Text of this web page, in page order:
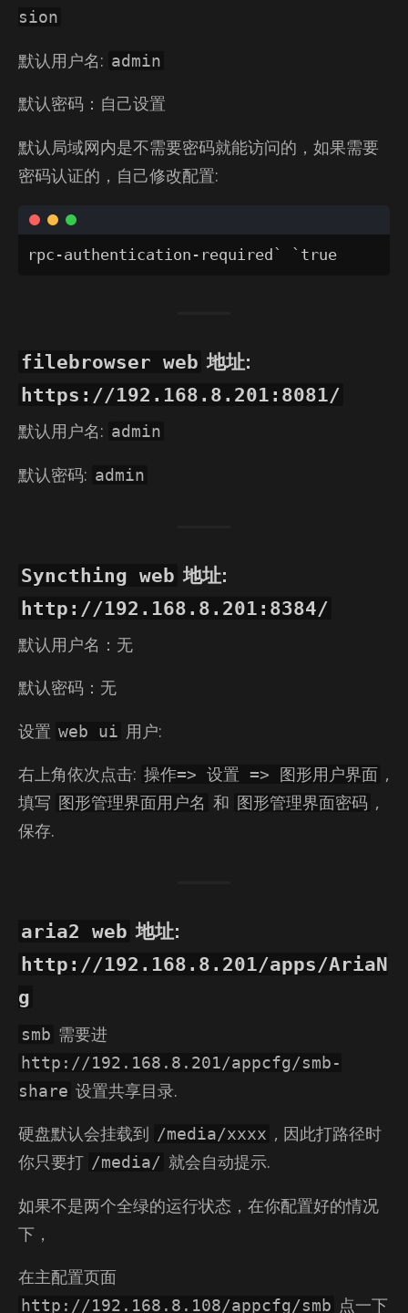
sion
默认用户名: admin
默认密码：自己设置
默认局域网内是不需要密码就能访问的，如果需要
密码认证的，自己修改配置:
rpc-authentication-required` `true
filebrowser web 地址:
https://192.168.8.201:8081/
默认用户名: admin
默认密码: admin
Syncthing web 地址:
http://192.168.8.201:8384/
默认用户名：无
默认密码：无
设置 web ui 用户:
右上角依次点击: 操作=> 设置 => 图形用户界面 ,
填写 图形管理界面用户名 和 图形管理界面密码 ,
保存.
aria2 web 地址:
http://192.168.8.201/apps/AriaN
g
smb 需要进
http://192.168.8.201/appcfg/smb-
share 设置共享目录.
硬盘默认会挂载到 /media/xxxx , 因此打路径时
你只要打 /media/ 就会自动提示.
如果不是两个全绿的运行状态，在你配置好的情况
下，
在主配置页面
http://192.168.8.108/appcfg/smb 点一下